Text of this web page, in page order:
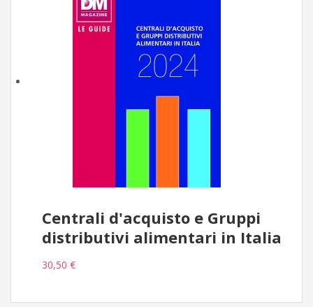
Centrali d'acquisto e Gruppi
distributivi alimentari in Italia
30,50 €